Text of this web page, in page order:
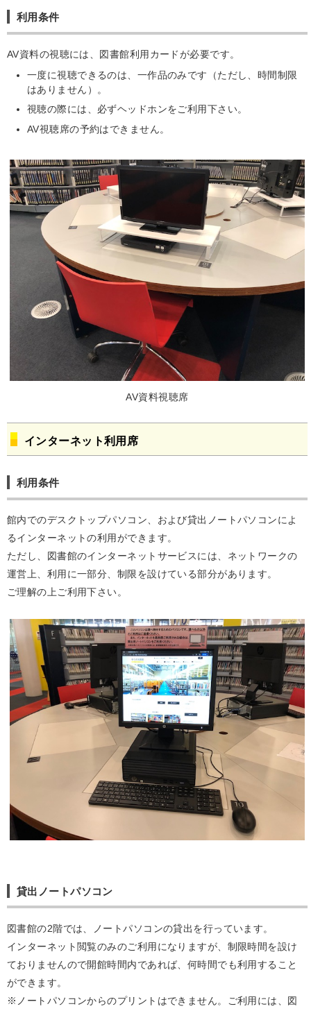
利用条件
AV資料の視聴には、図書館利用カードが必要です。
一度に視聴できるのは、一作品のみです（ただし、時間制限
はありません）。
視聴の際には、必ずヘッドホンをご利用下さい。
AV視聴席の予約はできません。
AV資料視聴席
インターネット利用席
利用条件
館内でのデスクトップパソコン、および貸出ノートパソコンによ
るインターネットの利用ができます。
ただし、図書館のインターネットサービスには、ネットワークの
運営上、利用に一部分、制限を設けている部分があります。
ご理解の上ご利用下さい。
貸出ノートパソコン
図書館の2階では、ノートパソコンの貸出を行っています。
インターネット閲覧のみのご利用になりますが、制限時間を設け
ておりませんので開館時間内であれば、何時間でも利用すること
ができます。
※ノートパソコンからのプリントはできません。ご利用には、図